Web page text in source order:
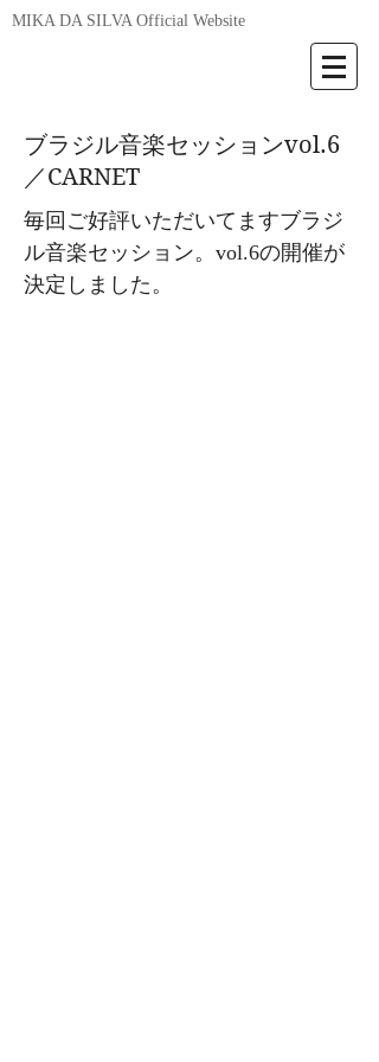
MIKA DA SILVA Official Website
ブラジル音楽セッションvol.6
／CARNET
毎回ご好評いただいてますブラジ
ル音楽セッション。vol.6の開催が
決定しました。